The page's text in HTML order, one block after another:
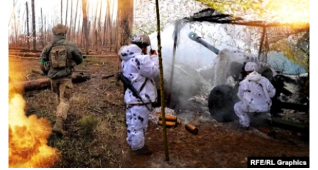
ТЕЛЕПРОЕКТ КРЫМ.РЕАЛИИ
СОВЕТЫ ПРАВОЗАЩИТНИКОВ
ПРОПАВШИЕ БЕЗ ВЕСТИ
ПОБЕДИТЕЛЕЙ НЕ СУДЯТ?
КРЫМ.НЕПОКОРЕННЫЙ
ELIFBE
УКРАИНСКАЯ ПРОБЛЕМА КРЫМА
Українською
Qırımtatar
ПРИСОЕДИНЯЙТЕСЬ!